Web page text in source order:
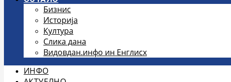
Бизнис
Историја
Култура
Слика дана
Видовдан.инфо ин Енглисх
ИНФО